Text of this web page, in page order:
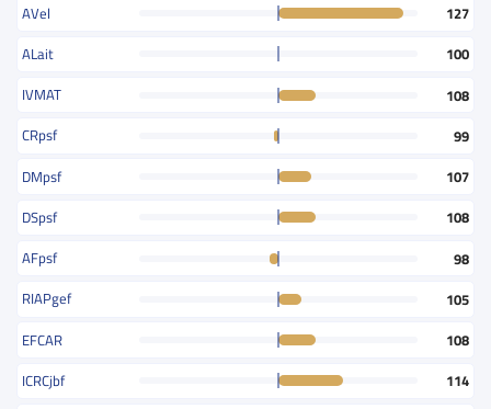
AVel
127
ALait
100
IVMAT
108
CRpsf
99
DMpsf
107
DSpsf
108
AFpsf
98
RIAPgef
105
EFCAR
108
ICRCjbf
114